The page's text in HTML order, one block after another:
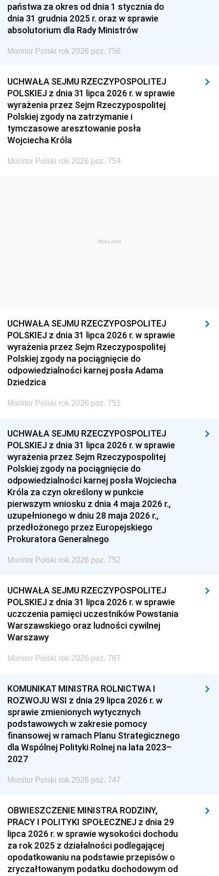
państwa za okres od dnia 1 stycznia do
dnia 31 grudnia 2025 r. oraz w sprawie
absolutorium dla Rady Ministrów
Monitor Polski rok 2026 poz. 756
UCHWAŁA SEJMU RZECZYPOSPOLITEJ
POLSKIEJ z dnia 31 lipca 2026 r. w sprawie
wyrażenia przez Sejm Rzeczypospolitej
Polskiej zgody na zatrzymanie i
tymczasowe aresztowanie posła
Wojciecha Króla
Monitor Polski rok 2026 poz. 754
REKLAMA
UCHWAŁA SEJMU RZECZYPOSPOLITEJ
POLSKIEJ z dnia 31 lipca 2026 r. w sprawie
wyrażenia przez Sejm Rzeczypospolitej
Polskiej zgody na pociągnięcie do
odpowiedzialności karnej posła Adama
Dziedzica
Monitor Polski rok 2026 poz. 751
UCHWAŁA SEJMU RZECZYPOSPOLITEJ
POLSKIEJ z dnia 31 lipca 2026 r. w sprawie
wyrażenia przez Sejm Rzeczypospolitej
Polskiej zgody na pociągnięcie do
odpowiedzialności karnej posła Wojciecha
Króla za czyn określony w punkcie
pierwszym wniosku z dnia 4 maja 2026 r.,
uzupełnionego w dniu 28 maja 2026 r.,
przedłożonego przez Europejskiego
Prokuratora Generalnego
Monitor Polski rok 2026 poz. 752
UCHWAŁA SEJMU RZECZYPOSPOLITEJ
POLSKIEJ z dnia 31 lipca 2026 r. w sprawie
uczczenia pamięci uczestników Powstania
Warszawskiego oraz ludności cywilnej
Warszawy
Monitor Polski rok 2026 poz. 767
KOMUNIKAT MINISTRA ROLNICTWA I
ROZWOJU WSI z dnia 29 lipca 2026 r. w
sprawie zmienionych wytycznych
podstawowych w zakresie pomocy
finansowej w ramach Planu Strategicznego
dla Wspólnej Polityki Rolnej na lata 2023–
2027
Monitor Polski rok 2026 poz. 747
OBWIESZCZENIE MINISTRA RODZINY,
PRACY I POLITYKI SPOŁECZNEJ z dnia 29
lipca 2026 r. w sprawie wysokości dochodu
za rok 2025 z działalności podlegającej
opodatkowaniu na podstawie przepisów o
zryczałtowanym podatku dochodowym od